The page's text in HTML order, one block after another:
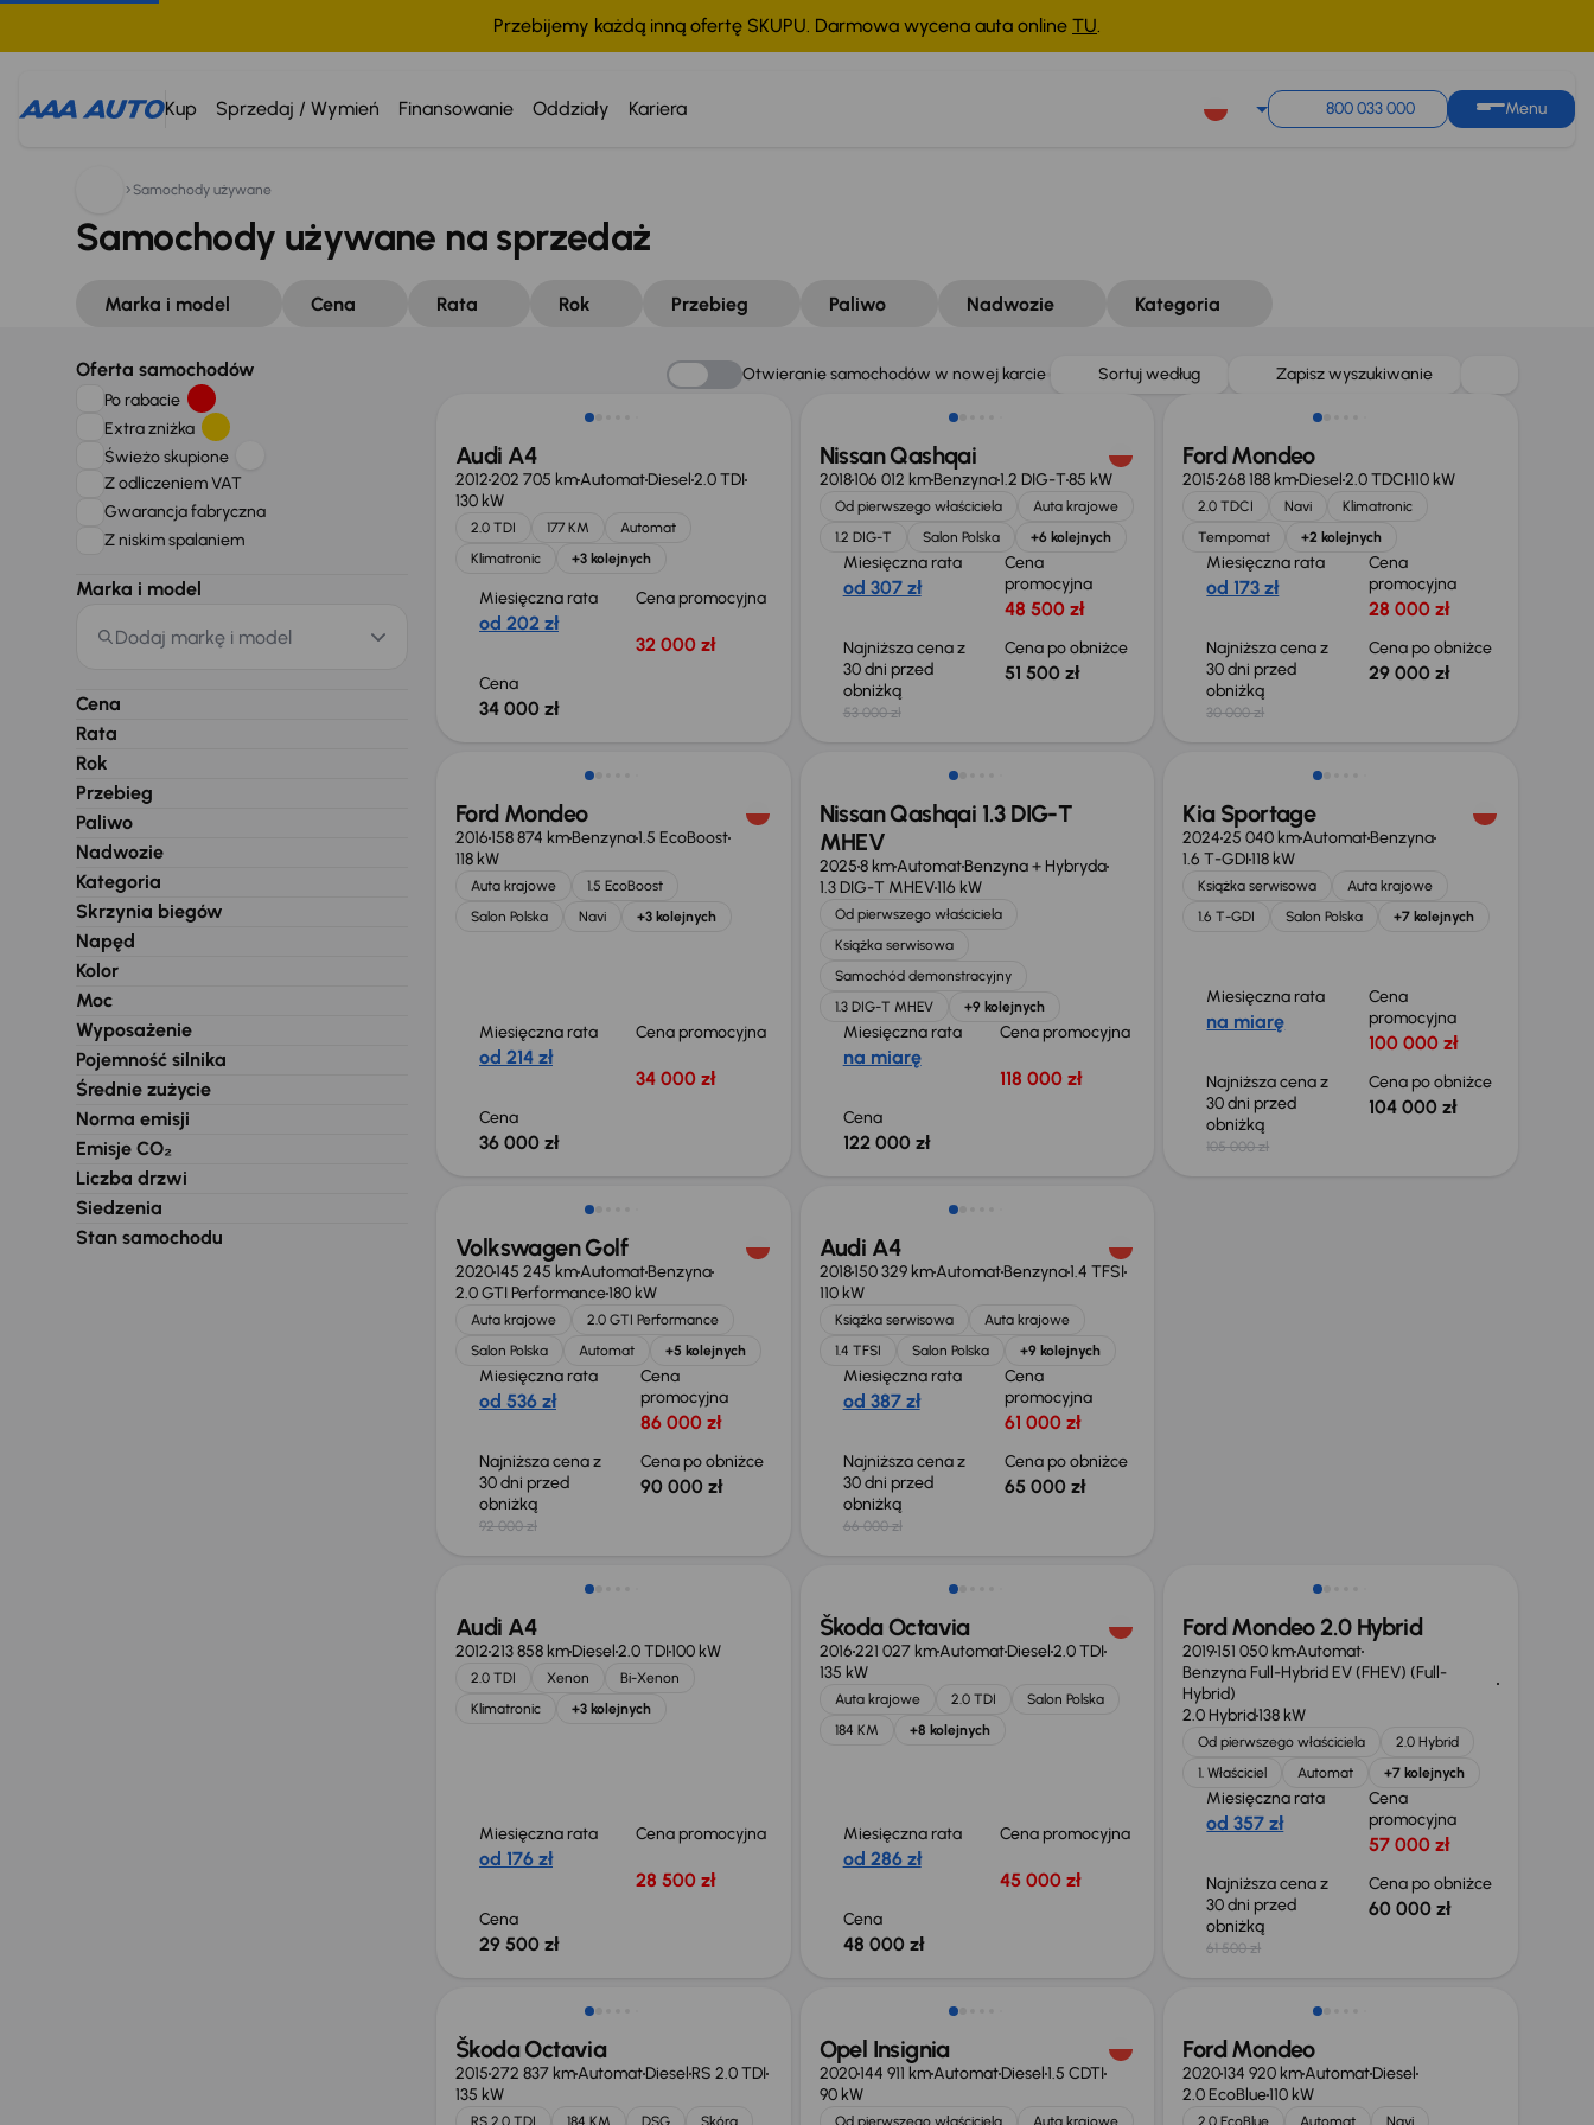
Przebijemy każdą inną ofertę SKUPU. Darmowa wycena auta online TU.
Kup Sprzedaj / Wymień Finansowanie Oddziały Kariera 800 033 000 Menu
Samochody używane
Samochody używane na sprzedaż
Marka i model Cena Rata Rok Przebieg Paliwo Nadwozie Kategoria
Oferta samochodów
Po rabacie
Extra zniżka
Świeżo skupione
Z odliczeniem VAT
Gwarancja fabryczna
Z niskim spalaniem
Marka i model
Dodaj markę i model
Cena
Rata
Rok
Przebieg
Paliwo
Nadwozie
Kategoria
Skrzynia biegów
Napęd
Kolor
Moc
Wyposażenie
Pojemność silnika
Średnie zużycie
Norma emisji
Emisje CO₂
Liczba drzwi
Siedzenia
Stan samochodu
Otwieranie samochodów w nowej karcie Sortuj według Zapisz wyszukiwanie
Audi A4
2012202 705 kmAutomatDiesel2.0 TDI
130 kW
2.0 TDI 177 KM
Automat
Klimatronic
+3 kolejnych
Miesięczna rata
od 202 zł
Cena promocyjna
32 000 zł
Cena
34 000 zł
Taniej o 1 500 zł
Nissan Qashqai
2018106 012 kmBenzyna1.2 DIG-T85 kW
Od pierwszego właściciela
Auta krajowe
1.2 DIG-T
Salon Polska +6 kolejnych
Miesięczna rata
od 307 zł
Cena
promocyjna
48 500 zł
Najniższa cena z
30 dni przed
obniżką
53 000 zł
Cena po obniżce
51 500 zł
Taniej o 1 000 zł
Ford Mondeo
2015268 188 kmDiesel2.0 TDCI110 kW
2.0 TDCI Navi
Klimatronic
Tempomat
+2 kolejnych
Miesięczna rata
od 173 zł
Cena
promocyjna
28 000 zł
Najniższa cena z
30 dni przed
obniżką
30 000 zł
Cena po obniżce
29 000 zł
Ford Mondeo
2016158 874 kmBenzyna1.5 EcoBoost
118 kW
Auta krajowe
1.5 EcoBoost
Salon Polska
Navi +3 kolejnych
Miesięczna rata
od 214 zł
Cena promocyjna
34 000 zł
Cena
36 000 zł
Od nowego taniej o 36 775 zł
Nissan Qashqai 1.3 DIG-T
MHEV
20258 kmAutomatBenzyna + Hybryda
1.3 DIG-T MHEV116 kW
Od pierwszego właściciela
Książka serwisowa
Samochód demonstracyjny
1.3 DIG-T MHEV
+9 kolejnych
Miesięczna rata
na miarę
Cena promocyjna
118 000 zł
Cena
122 000 zł
Taniej o 1 000 zł
Kia Sportage
202425 040 kmAutomatBenzyna
1.6 T-GDI118 kW
Książka serwisowa
Auta krajowe
1.6 T-GDI
Salon Polska +7 kolejnych
Miesięczna rata
na miarę
Cena
promocyjna
100 000 zł
Najniższa cena z
30 dni przed
obniżką
105 000 zł
Cena po obniżce
104 000 zł
Taniej o 2 000 zł
Volkswagen Golf
2020145 245 kmAutomatBenzyna
2.0 GTI Performance180 kW
Auta krajowe
2.0 GTI Performance
Salon Polska
Automat +5 kolejnych
Miesięczna rata
od 536 zł
Cena
promocyjna
86 000 zł
Najniższa cena z
30 dni przed
obniżką
92 000 zł
Cena po obniżce
90 000 zł
Audi A4
2018150 329 kmAutomatBenzyna1.4 TFSI
110 kW
Książka serwisowa
Auta krajowe
1.4 TFSI
Salon Polska +9 kolejnych
Miesięczna rata
od 387 zł
Cena
promocyjna
61 000 zł
Najniższa cena z
30 dni przed
obniżką
66 000 zł
Cena po obniżce
65 000 zł
Audi A4
2012213 858 kmDiesel2.0 TDI100 kW
2.0 TDI Xenon
Bi-Xenon
Klimatronic
+3 kolejnych
Miesięczna rata
od 176 zł
Cena promocyjna
28 500 zł
Cena
29 500 zł
Škoda Octavia
2016221 027 kmAutomatDiesel2.0 TDI
135 kW
Auta krajowe 2.0 TDI
Salon Polska
184 KM
+8 kolejnych
Miesięczna rata
od 286 zł
Cena promocyjna
45 000 zł
Cena
48 000 zł
Ford Mondeo 2.0 Hybrid
2019151 050 kmAutomat
Benzyna Full-Hybrid EV (FHEV) (Full-
Hybrid)
2.0 Hybrid138 kW
Od pierwszego właściciela
2.0 Hybrid
1. Właściciel
Automat +7 kolejnych
Miesięczna rata
od 357 zł
Cena
promocyjna
57 000 zł
Najniższa cena z
30 dni przed
obniżką
61 500 zł
Cena po obniżce
60 000 zł
Škoda Octavia
2015272 837 kmAutomatDiesel RS 2.0 TDI
135 kW
RS 2.0 TDI 184 KM DSG
Skóra
Możliwość odliczenia VAT
Opel Insignia
2020144 911 kmAutomatDiesel1.5 CDTI
90 kW
Od pierwszego właściciela
Auta krajowe
Taniej o 1 000 zł
Ford Mondeo
2020134 920 kmAutomatDiesel
2.0 EcoBlue110 kW
2.0 EcoBlue Automat
Navi